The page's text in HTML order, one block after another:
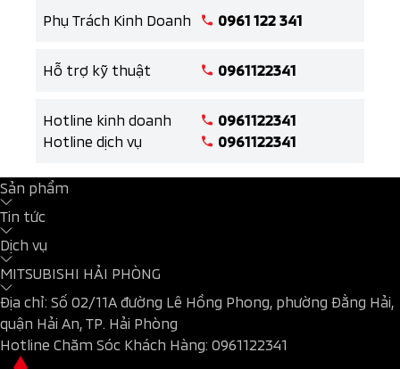
Phụ Trách Kinh Doanh 0961 122 341
Hỗ trợ kỹ thuật 0961122341
Hotline kinh doanh
Hotline dịch vụ
0961122341
0961122341
Sản phẩm
Tin tức
Dịch vụ
MITSUBISHI HẢI PHÒNG
Địa chỉ: Số 02/11A đường Lê Hồng Phong, phường Đằng Hải,
quận Hải An, TP. Hải Phòng
Hotline Chăm Sóc Khách Hàng: 0961122341